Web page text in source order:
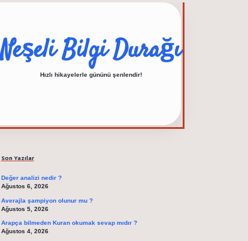
Neşeli Bilgi Durağı
Hızlı hikayelerle gününü şenlendir!
Son Yazılar
Değer analizi nedir ?
Ağustos 6, 2026
Averajla şampiyon olunur mu ?
Ağustos 5, 2026
Arapça bilmeden Kuran okumak sevap mıdır ?
Ağustos 4, 2026
elexbet güncel